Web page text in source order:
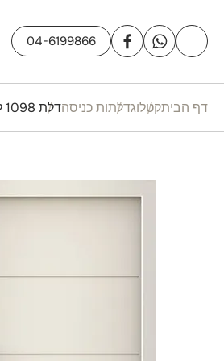
04-6199866
דף הביתקטלוגדלתות כניסהדלת 1098 לבן